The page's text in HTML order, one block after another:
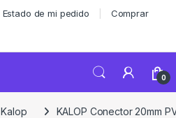
Estado de mi pedido Comprar
0
Kalop KALOP Conector 20mm